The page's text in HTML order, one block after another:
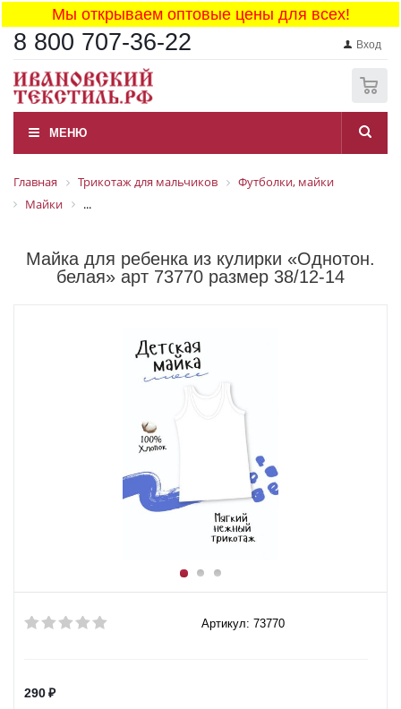
Мы открываем оптовые цены для всех!
8 800 707-36-22 Вход
МЕНЮ
Главная Трикотаж для мальчиков
Футболки, майки
Майки
...
Майка для ребенка из кулирки «Однотон.
белая» арт 73770 размер 38/12-14
Артикул: 73770
290₽